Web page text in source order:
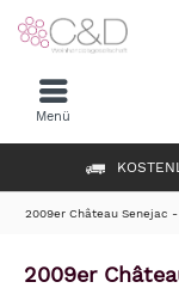
Menü
2009er Château Senejac
2009er